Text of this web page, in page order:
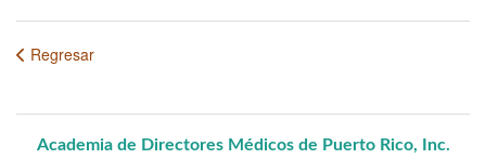
Regresar
Academia de Directores Médicos de Puerto Rico, Inc.